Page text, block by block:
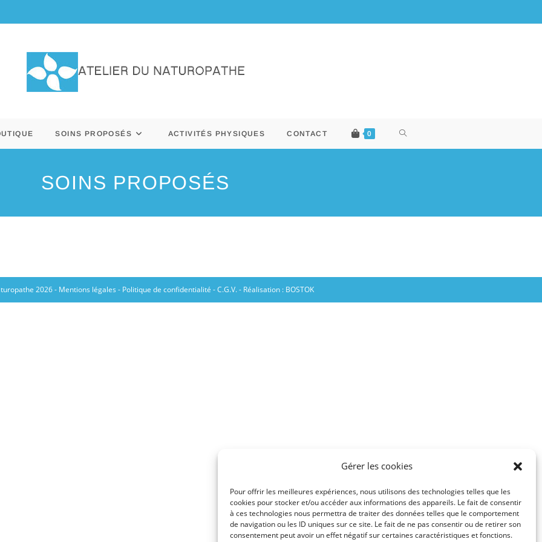
Gérer les cookies
Pour offrir les meilleures expériences, nous utilisons des technologies telles que les
cookies pour stocker et/ou accéder aux informations des appareils. Le fait de consentir
à ces technologies nous permettra de traiter des données telles que le comportement
de navigation ou les ID uniques sur ce site. Le fait de ne pas consentir ou de retirer son
consentement peut avoir un effet négatif sur certaines caractéristiques et fonctions.
SOINS PROPOSÉS ACTIVITÉS PHYSIQUES CONTACT 0
SOINS PROPOSÉS
2026 - Mentions légales - Politique de confidentialité -C.G.V.- Réalisation : BOSTOK